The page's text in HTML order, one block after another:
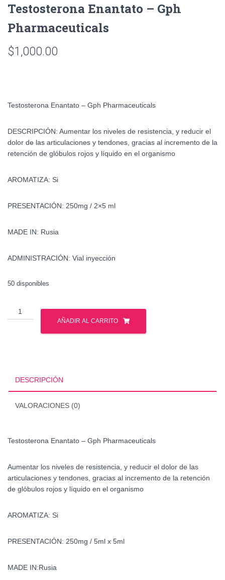
Testosterona Enantato – Gph
Pharmaceuticals
$1,000.00
Testosterona Enantato – Gph Pharmaceuticals
DESCRIPCIÓN: Aumentar los niveles de resistencia, y reducir el
dolor de las articulaciones y tendones, gracias al incremento de la
retención de glóbulos rojos y líquido en el organismo
AROMATIZA: Si
PRESENTACIÓN: 250mg / 2×5 ml
MADE IN: Rusia
ADMINISTRACIÓN: Vial inyección
50 disponibles
Testosterona
Enantato
AÑADIR AL CARRITO
DESCRIPCIÓN
VALORACIONES (0)
Testosterona Enantato – Gph Pharmaceuticals
Aumentar los niveles de resistencia, y reducir el dolor de las
articulaciones y tendones, gracias al incremento de la retención
de glóbulos rojos y líquido en el organismo
AROMATIZA: Si
PRESENTACIÓN: 250mg / 5ml x 5ml
MADE IN:Rusia